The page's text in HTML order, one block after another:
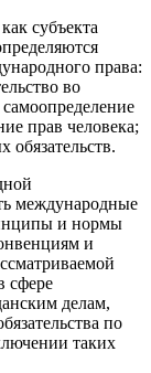
субъекта
права:
во
прав человека;
международные
и нормы
и
сфере
делам,
по
таких